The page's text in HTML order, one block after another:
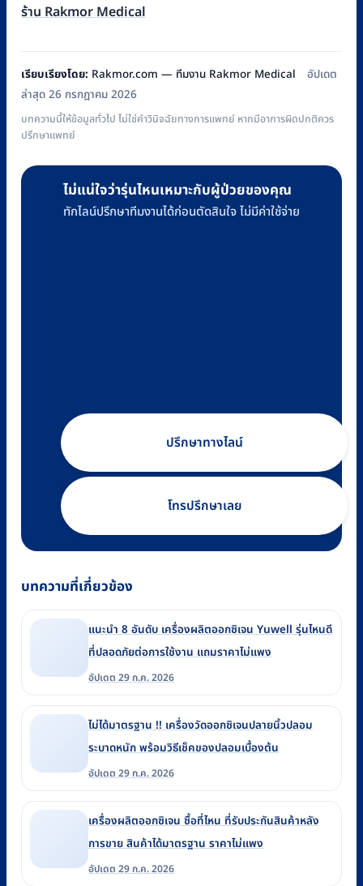
ร้าน Rakmor Medical
เรียบเรียงโดย: Rakmor.com — ทีมงาน Rakmor Medical
อัปเดต
ล่าสุด 26 กรกฎาคม 2026
บทความนี้ให้ข้อมูลทั่วไป ไม่ใช่คำวินิจฉัยทางการแพทย์ หากมีอาการผิดปกติควร
ปรึกษาแพทย์
ไม่แน่ใจว่ารุ่นไหนเหมาะกับผู้ป่วยของคุณ
ทักไลน์ปรึกษาทีมงานได้ก่อนตัดสินใจ ไม่มีค่าใช้จ่าย
ปรึกษาทางไลน์
โทรปรึกษาเลย
บทความที่เกี่ยวข้อง
แนะนำ 8 อันดับ เครื่องผลิตออกซิเจน Yuwell รุ่นไหนดี
ที่ปลอดภัยต่อการใช้งาน แถมราคาไม่แพง
อัปเดต 29 ก.ค. 2026
ไม่ได้มาตรฐาน !! เครื่องวัดออกซิเจนปลายนิ้วปลอม
ระบาดหนัก พร้อมวิธีเช็คของปลอมเบื้องต้น
อัปเดต 29 ก.ค. 2026
เครื่องผลิตออกซิเจน ซื้อที่ไหน ที่รับประกันสินค้าหลัง
การขาย สินค้าได้มาตรฐาน ราคาไม่แพง
อัปเดต 29 ก.ค. 2026